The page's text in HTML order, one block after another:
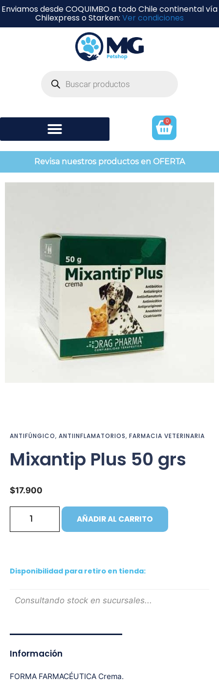
Enviamos desde COQUIMBO a todo Chile continental vía
Chilexpress o Starken: Ver condiciones
0
Revisa nuestros productos en OFERTA
ANTIFÚNGICO, ANTIINFLAMATORIOS, FARMACIA VETERINARIA
Mixantip Plus 50 grs
$17.900
AÑADIR AL CARRITO
Disponibilidad para retiro en tienda:
Consultando stock en sucursales...
Información
FORMA FARMACÉUTICA Crema.